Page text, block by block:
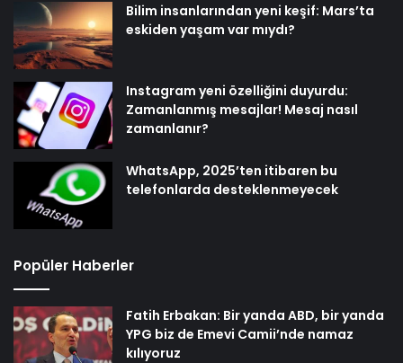
Bilim insanlarından yeni keşif: Mars’ta
eskiden yaşam var mıydı?
Instagram yeni özelliğini duyurdu:
Zamanlanmış mesajlar! Mesaj nasıl
zamanlanır?
WhatsApp, 2025’ten itibaren bu
telefonlarda desteklenmeyecek
Popüler Haberler
Fatih Erbakan: Bir yanda ABD, bir yanda
YPG biz de Emevi Camii’nde namaz
kılıyoruz